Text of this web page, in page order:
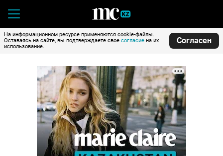
На информационном ресурсе применяются cookie-файлы.
Оставаясь на сайте, вы подтверждаете свое согласие на их
использование.
Согласен